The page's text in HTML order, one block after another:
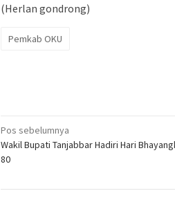
(Herlan gondrong)
Pemkab OKU
Navigasi
pos
Pos sebelumnya
Wakil Bupati Tanjabbar Hadiri Hari
80